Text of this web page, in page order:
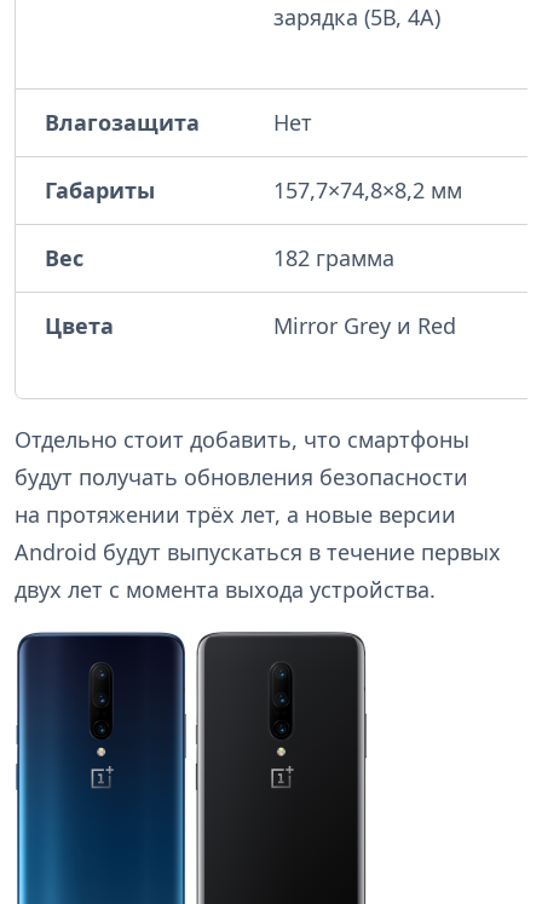
зарядка (5В, 4А)
Влагозащита Нет
Габариты 157,7×74,8×8,2 мм
Вес 182 грамма
Цвета Mirror Grey и Red
Отдельно стоит добавить, что смартфоны
будут получать обновления безопасности
на протяжении трёх лет, а новые версии
Android будут выпускаться в течение первых
двух лет с момента выхода устройства.